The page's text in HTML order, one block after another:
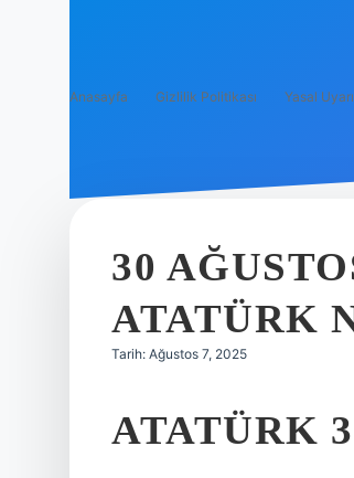
Anasayfa Gizlilik Politikası Yasal Uyarı
30
ATATÜRK
Tarih: Ağustos 7, 2025
ATATÜRK